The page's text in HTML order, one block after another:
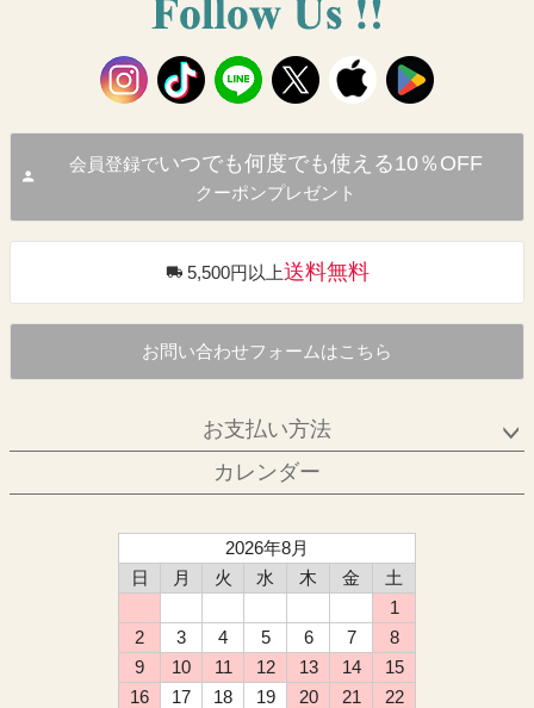
会員登録でいつでも何度でも使える10％OFF
クーポンプレゼント
5,500円以上送料無料
お問い合わせフォームはこちら
お支払い方法
カレンダー
2026年8月
日
月 火 水 木 金
土
1
2
3 4 5 6 7
8
9
10 11 12 13 14
15
16
17 18 19 20 21
22